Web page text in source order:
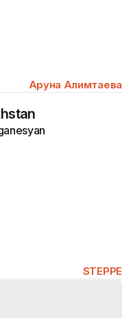
Аруна Алимтаева
STEPPE